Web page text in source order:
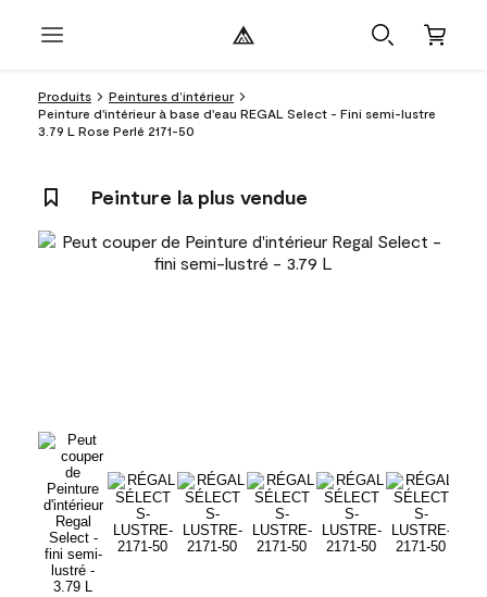
Produits
Peintures d’intérieur
Peinture d'intérieur à base d'eau REGAL Select - Fini semi-lustre
3.79 L Rose Perlé 2171-50
Peinture la plus vendue